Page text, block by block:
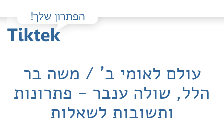
עולם לאומי ב' / משה בר
הלל, שולה ענבר - פתרונות
ותשובות לשאלות